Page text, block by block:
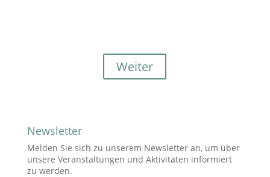
Weiter
Newsletter
Melden Sie sich zu unserem Newsletter an, um über
unsere Veranstaltungen und Aktivitäten informiert
zu werden.